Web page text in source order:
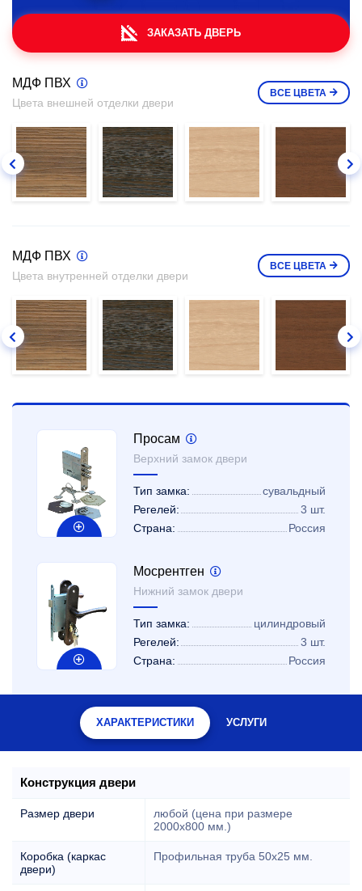
ЗАКАЗАТЬ ДВЕРЬ
МДФ ПВХ
Цвета внешней отделки двери
ВСЕ ЦВЕТА
МДФ ПВХ
Цвета внутренней отделки двери
ВСЕ ЦВЕТА
Просам
Верхний замок двери
Тип замка:
сувальдный
Регелей:
3 шт.
Страна:
Россия
Мосрентген
Нижний замок двери
Тип замка:
цилиндровый
Регелей:
3 шт.
Страна:
Россия
ХАРАКТЕРИСТИКИ УСЛУГИ
Конструкция двери
Размер двери
любой (цена при размере
2000x800 мм.)
Коробка (каркас
двери)
Профильная труба 50х25 мм.